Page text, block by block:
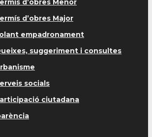
d’obres Menor
d’obres Major
empadronament
suggeriment i consultes
socials
ciutadana